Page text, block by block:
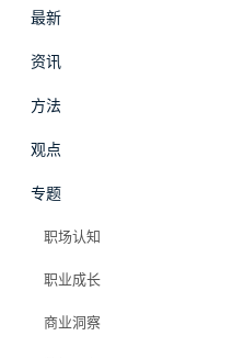
最新
资讯
方法
观点
专题
职场认知
职业成长
商业洞察
商业洞察
B站商业化困境与
变现挑战与创新路
Elazer (石头)
2025年8月7日